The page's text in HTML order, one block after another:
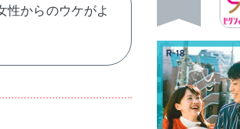
性からのウケがよ